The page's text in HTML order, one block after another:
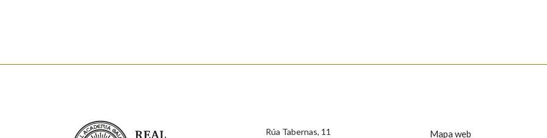
Real Academia Galega
Rúa Tabernas, 11 Mapa web